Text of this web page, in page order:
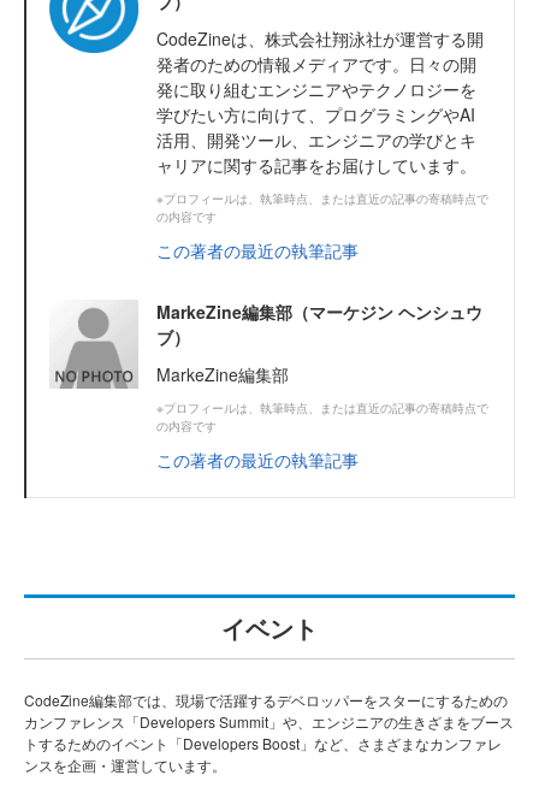
CodeZineは、株式会社翔泳社が運営する開
発者のための情報メディアです。日々の開
発に取り組むエンジニアやテクノロジーを
学びたい方に向けて、プログラミングやAI
活用、開発ツール、エンジニアの学びとキ
ャリアに関する記事をお届けしています。
※プロフィールは、執筆時点、または直近の記事の寄稿時点で
の内容です
この著者の最近の執筆記事
MarkeZine編集部（マーケジン ヘンシュウ
ブ）
MarkeZine編集部
※プロフィールは、執筆時点、または直近の記事の寄稿時点で
の内容です
この著者の最近の執筆記事
イベント
CodeZine編集部では、現場で活躍するデベロッパーをスターにするための
カンファレンス「Developers Summit」や、エンジニアの生きざまをブース
トするためのイベント「Developers Boost」など、さまざまなカンファレ
ンスを企画・運営しています。